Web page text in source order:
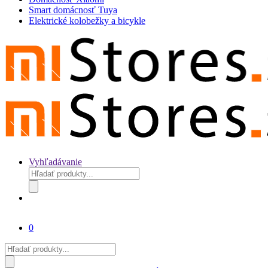
Smart domácnosť Tuya
Elektrické kolobežky a bicykle
Vyhľadávanie
Products
search
0
Products
search